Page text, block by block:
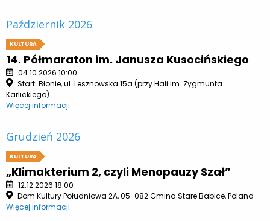
Październik 2026
KULTURA
14. Półmaraton im. Janusza Kusocińskiego
04.10.2026 10:00
Start: Błonie, ul. Lesznowska 15a (przy Hali im. Zygmunta
Karlickiego)
Więcej informacji
Grudzień 2026
KULTURA
„Klimakterium 2, czyli Menopauzy Szał”
12.12.2026 18:00
Dom Kultury Południowa 2A, 05-082 Gmina Stare Babice, Poland
Więcej informacji